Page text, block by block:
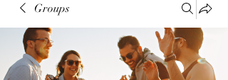
Groups